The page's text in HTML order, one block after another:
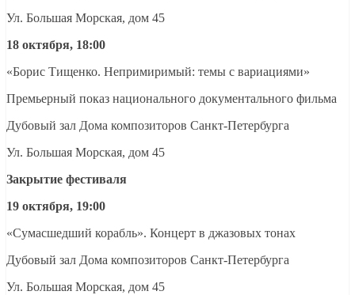
Ул. Большая Морская, дом 45
18 октября, 18:00
«Борис Тищенко. Непримиримый: темы с вариациями»
Премьерный показ национального документального фильма
Дубовый зал Дома композиторов Санкт-Петербурга
Ул. Большая Морская, дом 45
Закрытие фестиваля
19 октября, 19:00
«Сумасшедший корабль». Концерт в джазовых тонах
Дубовый зал Дома композиторов Санкт-Петербурга
Ул. Большая Морская, дом 45